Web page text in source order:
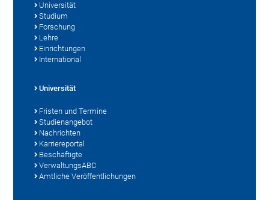
Universität
Studium
Forschung
Lehre
Einrichtungen
International
Universität
Fristen und Termine
Studienangebot
Nachrichten
Karriereportal
Beschäftigte
VerwaltungsABC
Amtliche Veröffentlichungen